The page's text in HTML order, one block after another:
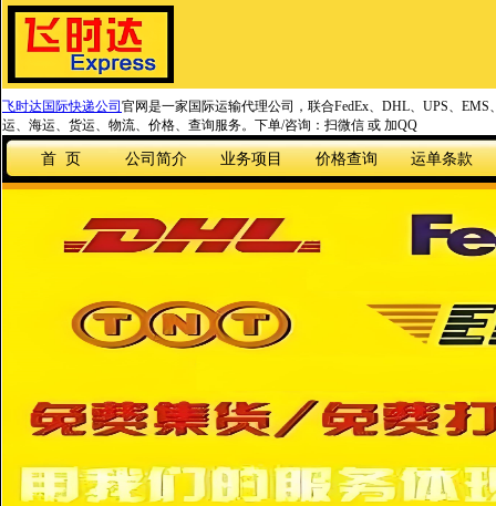
飞时达国际快递公司 官网是一家国际运输代理公司，联合FedEx、DHL、UPS、
运、海运、货运、物流、价格、查询服务。下单/咨询：扫微信 或 加QQ
首 页 公司简介 业务项目 价格查询 运单条款